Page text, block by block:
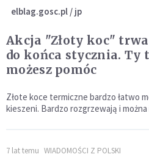
elblag.gosc.pl / jp
Akcja "Złoty koc" trwa
do końca stycznia. Ty
możesz pomóc
Złote koce termiczne bardzo łatwo
kieszeni. Bardzo rozgrzewają i
7 lat temu WIADOMOŚCI Z POLSKI